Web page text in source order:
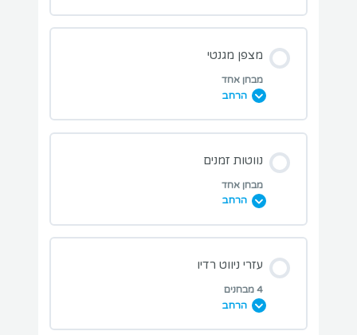
מבחן שינוי אורך ורוחב
מבחן מפות והשלכות
מצפן מגנטי
מבחן אחד
הרחב
מבחן מצפן מגנטי
נווטות זמנים
מבחן אחד
הרחב
מבחן נווטות זמנים
עזרי ניווט רדיו
4 מבחנים
הרחב